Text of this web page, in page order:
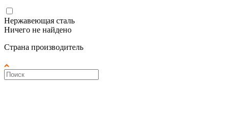
Нержавеющая сталь
Ничего не найдено
Страна производитель